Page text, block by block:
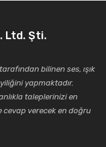
Ltd. Şti.
bilinen ses, ışık
yapmaktadır.
taleplerinizi en
cevap verecek en doğru